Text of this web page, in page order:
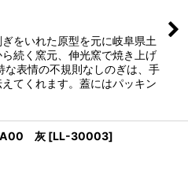
込む
をいれた原型を元に岐阜県土
続く窯元、伸光窯で焼き上げ
な表情の不規則なしのぎは、手
てくれます。蓋にはパッキン
灰 [LL-30003]